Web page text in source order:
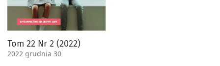
Tom 22 Nr 2 (2022)
2022 grudnia 30